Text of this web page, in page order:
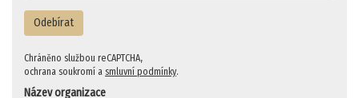
Odebírat
Chráněno službou reCAPTCHA,
ochrana soukromí a smluvní podmínky.
Název organizace